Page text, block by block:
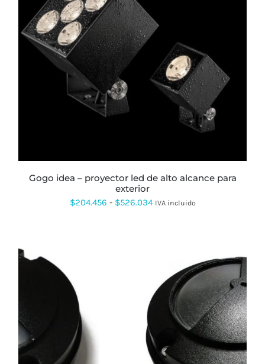
ESTE
PRODUCTO
MÚLTIPLES
VARIANTES.
PÁGINA
DE
PRODUCTO
gogo idea – proyector led de alto alcance para
exterior
$204.456 - $526.034Rango
$204.456
hasta
$526.034
IVA incluido